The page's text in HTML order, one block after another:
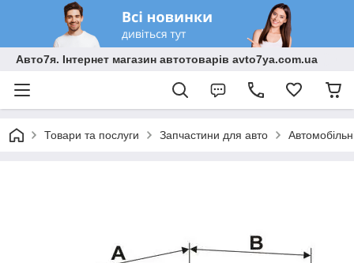
Авто7я. Інтернет магазин автотоварів avto7ya.com.ua
Товари та послуги Запчастини для авто